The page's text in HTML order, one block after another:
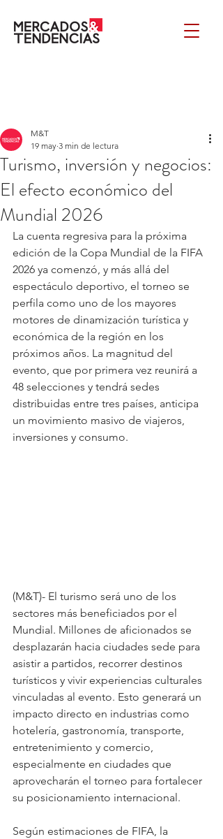
Turismo, inversión y negocios:
El efecto económico del
Mundial 2026
M&T
19 may 3 min de lectura
La cuenta regresiva para la próxima
edición de la Copa Mundial de la FIFA
2026 ya comenzó, y más allá del
espectáculo deportivo, el torneo se
perfila como uno de los mayores
motores de dinamización turística y
económica de la región en los
próximos años. La magnitud del
evento, que por primera vez reunirá a
48 selecciones y tendrá sedes
distribuidas entre tres países, anticipa
un movimiento masivo de viajeros,
inversiones y consumo.
(M&T)- El turismo será uno de los
sectores más beneficiados por el
Mundial. Millones de aficionados se
desplazarán hacia ciudades sede para
asistir a partidos, recorrer destinos
turísticos y vivir experiencias culturales
vinculadas al evento. Esto generará un
impacto directo en industrias como
hotelería, gastronomía, transporte,
entretenimiento y comercio,
especialmente en ciudades que
aprovecharán el torneo para fortalecer
su posicionamiento internacional.
Según estimaciones de FIFA, la